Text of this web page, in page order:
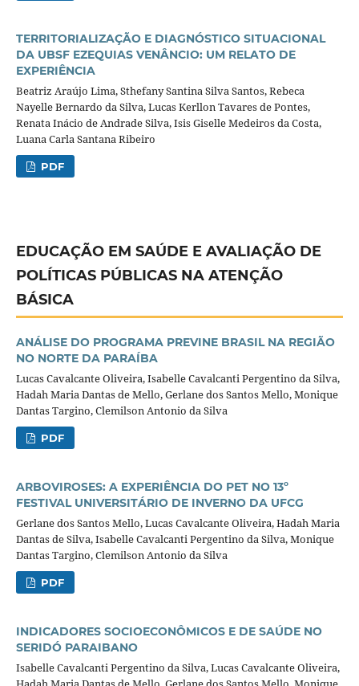
TERRITORIALIZAÇÃO E DIAGNÓSTICO SITUACIONAL
DA UBSF EZEQUIAS VENÂNCIO: UM RELATO DE
EXPERIÊNCIA
Beatriz Araújo Lima, Sthefany Santina Silva Santos, Rebeca
Nayelle Bernardo da Silva, Lucas Kerllon Tavares de Pontes,
Renata Inácio de Andrade Silva, Isis Giselle Medeiros da Costa,
Luana Carla Santana Ribeiro
PDF
EDUCAÇÃO EM SAÚDE E AVALIAÇÃO DE
POLÍTICAS PÚBLICAS NA ATENÇÃO
BÁSICA
ANÁLISE DO PROGRAMA PREVINE BRASIL NA REGIÃO
NO NORTE DA PARAÍBA
Lucas Cavalcante Oliveira, Isabelle Cavalcanti Pergentino da Silva,
Hadah Maria Dantas de Mello, Gerlane dos Santos Mello, Monique
Dantas Targino, Clemilson Antonio da Silva
PDF
ARBOVIROSES: A EXPERIÊNCIA DO PET NO 13º
FESTIVAL UNIVERSITÁRIO DE INVERNO DA UFCG
Gerlane dos Santos Mello, Lucas Cavalcante Oliveira, Hadah Maria
Dantas de Silva, Isabelle Cavalcanti Pergentino da Silva, Monique
Dantas Targino, Clemilson Antonio da Silva
PDF
INDICADORES SOCIOECONÔMICOS E DE SAÚDE NO
SERIDÓ PARAIBANO
Isabelle Cavalcanti Pergentino da Silva, Lucas Cavalcante Oliveira,